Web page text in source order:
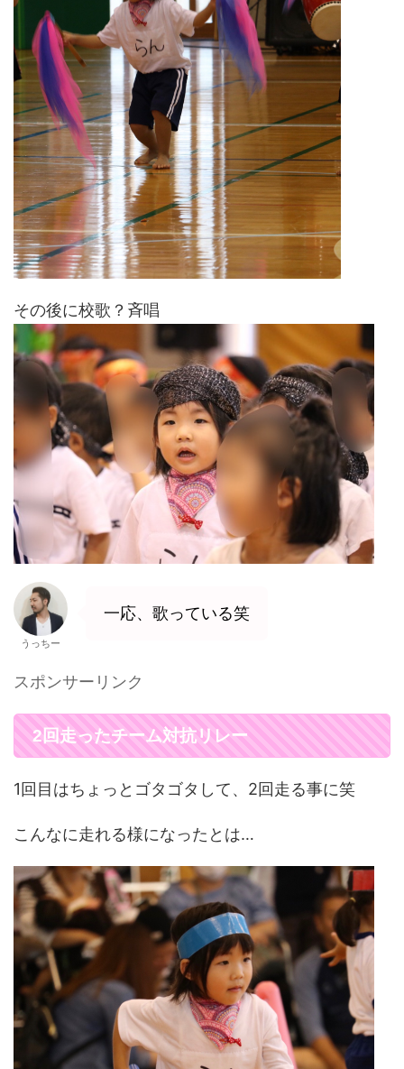
その後に校歌？斉唱
うっちー
一応、歌っている笑
スポンサーリンク
2回走ったチーム対抗リレー
1回目はちょっとゴタゴタして、2回走る事に笑
こんなに走れる様になったとは…